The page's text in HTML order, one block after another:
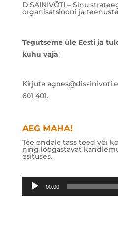
DISAINIVÕTI – Sinu
organisatsiooni ja
Tegutseme üle Eesti ja
kuhu vaja!
Kirjuta
601 401.
AEG MAHA!
Tee endale tass teed või
ning lõõgastavat
esituses.
Audioesitaja
00:00